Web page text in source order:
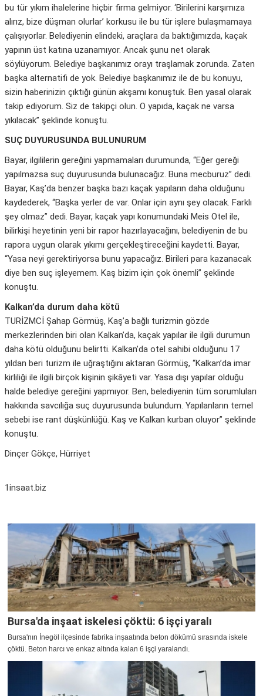
bu tür yıkım ihalelerine hiçbir firma gelmiyor. ‘Birilerini karşımıza
alırız, bize düşman olurlar’ korkusu ile bu tür işlere bulaşmamaya
çalışıyorlar. Belediyenin elindeki, araçlara da baktığımızda, kaçak
yapının üst katına uzanamıyor. Ancak şunu net olarak
söylüyorum. Belediye başkanımız orayı traşlamak zorunda. Zaten
başka alternatifi de yok. Belediye başkanımız ile de bu konuyu,
sizin haberinizin çıktığı günün akşamı konuştuk. Ben yasal olarak
takip ediyorum. Siz de takipçi olun. O yapıda, kaçak ne varsa
yıkılacak” şeklinde konuştu.
SUÇ DUYURUSUNDA BULUNURUM
Bayar, ilgililerin gereğini yapmamaları durumunda, “Eğer gereği
yapılmazsa suç duyurusunda bulunacağız. Buna mecburuz” dedi.
Bayar, Kaş’da benzer başka bazı kaçak yapıların daha olduğunu
kaydederek, “Başka yerler de var. Onlar için aynı şey olacak. Farklı
şey olmaz” dedi. Bayar, kaçak yapı konumundaki Meis Otel ile,
bilirkişi heyetinin yeni bir rapor hazırlayacağını, belediyenin de bu
rapora uygun olarak yıkımı gerçekleştireceğini kaydetti. Bayar,
“Yasa neyi gerektiriyorsa bunu yapacağız. Birileri para kazanacak
diye ben suç işleyemem. Kaş bizim için çok önemli” şeklinde
konuştu.
Kalkan’da durum daha kötü
TURİZMCİ Şahap Görmüş, Kaş’a bağlı turizmin gözde
merkezlerinden biri olan Kalkan’da, kaçak yapılar ile ilgili durumun
daha kötü olduğunu belirtti. Kalkan’da otel sahibi olduğunu 17
yıldan beri turizm ile uğraştığını aktaran Görmüş, “Kalkan’da imar
kirliliği ile ilgili birçok kişinin şikâyeti var. Yasa dışı yapılar olduğu
halde belediye gereğini yapmıyor. Ben, belediyenin tüm sorumluları
hakkında savcılığa suç duyurusunda bulundum. Yapılanların temel
sebebi ise rant düşkünlüğü. Kaş ve Kalkan kurban oluyor” şeklinde
konuştu.
Dinçer Gökçe, Hürriyet
1insaat.biz
Bursa'da inşaat iskelesi çöktü: 6 işçi yaralı
Bursa'nın İnegöl ilçesinde fabrika inşaatında beton dökümü sırasında iskele
çöktü. Beton harcı ve enkaz altında kalan 6 işçi yaralandı.